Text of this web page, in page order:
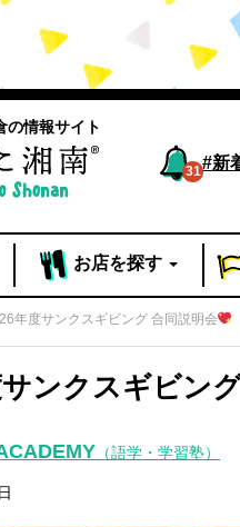
#新
31
の情報サイト
お店を探す
年度サンクスギビング 合同説明会
ンクスギビン
（語学・学習塾）